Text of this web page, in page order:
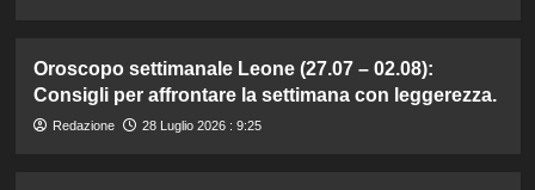
Oroscopo settimanale Leone (27.07 – 02.08):
Consigli per affrontare la settimana con leggerezza.
Redazione 28 Luglio 2026 : 9:25